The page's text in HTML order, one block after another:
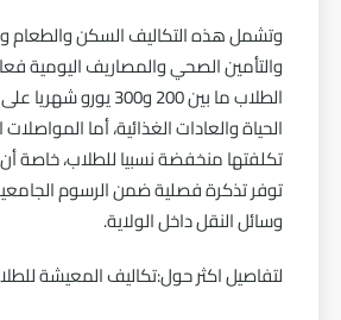
وتشمل هذه التكاليف السكن والطعام
والتأمين الصحي والمصاريف اليومية
الطلاب ما بين 200 و300
الحياة والعادات الغذائية، أما
تكلفتها منخفضة نسبيا للطلاب، خاصة
توفر تذكرة فصلية ضمن الرسوم
وسائل النقل داخل الولاية.
لتفاصيل اكثر حول:تكاليف المعيشة